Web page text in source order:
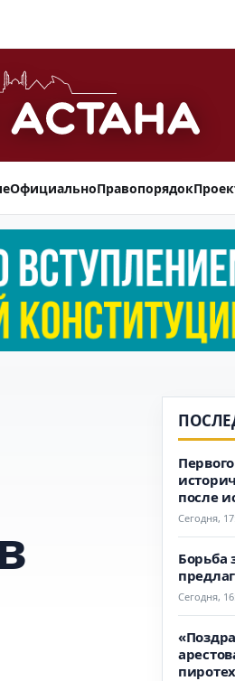
ОфициальноПравопорядок
после
Сегодня,
Борьба
Сегодня,